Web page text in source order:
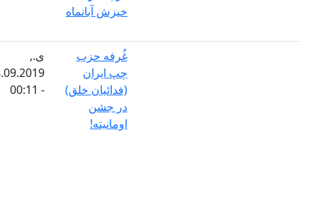
خیزش آبانماه
غُرفه حزب
چپ ایران
(فدائیان خلق)
در جشن
اومانیته!
08.09.2019